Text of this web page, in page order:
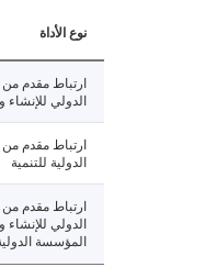
نوع الأداة
ارتباط مقدم من
الدولي للإنشاء
ارتباط مقدم
الدولية للتنمية
ارتباط مقدم من
الدولي للإنشاء
المؤسسة